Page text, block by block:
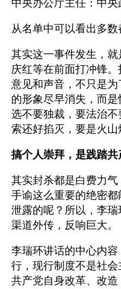
中央办公厅主任：中
从名单中可以看出多数
其实这一事件发生，
庆红等在前面打冲锋
意见和声音，不只是
的形象尽早消失，而
选不要独裁，要法治
索还好掐灭，要是火山
搞个人崇拜，是践踏共
其实封杀都是白费力气
手谕这么重要的绝密
泄露的呢？所以，李
渠道外传，反响巨大。
李瑞环讲话的中心内
行，现行制度不是社
共产党自身改革、改